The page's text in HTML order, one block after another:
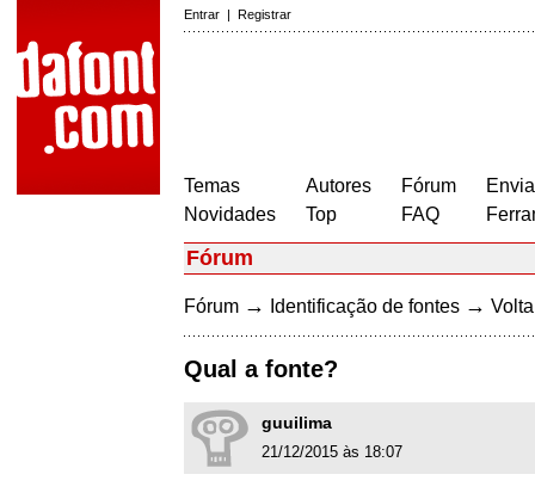
Entrar | Registrar
Temas
Novidades
Autores
Top
Fórum
FAQ
Fórum
Fórum → Identificação de fontes →
Qual a fonte?
guuilima
21/12/2015 às 18:07